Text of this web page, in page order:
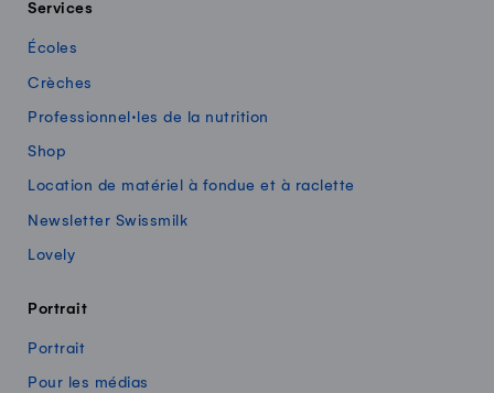
Services
Écoles
Crèches
Professionnel·les de la nutrition
Shop
Location de matériel à fondue et à raclette
Newsletter Swissmilk
Lovely
Portrait
Portrait
Pour les médias